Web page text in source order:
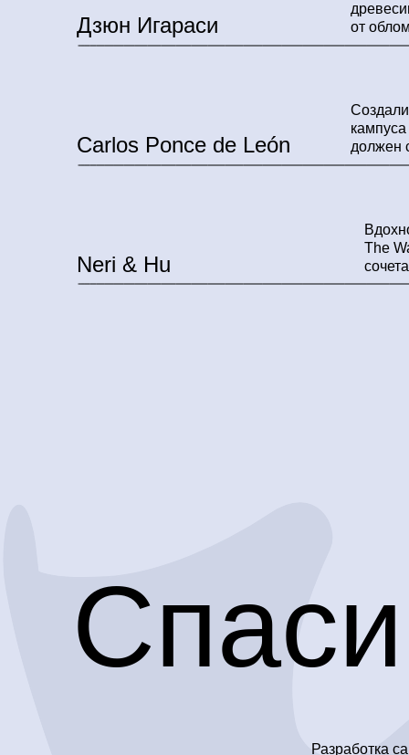
от
Дзюн Игараси
должен
Carlos Ponce de León
The
Neri & Hu
Разработка